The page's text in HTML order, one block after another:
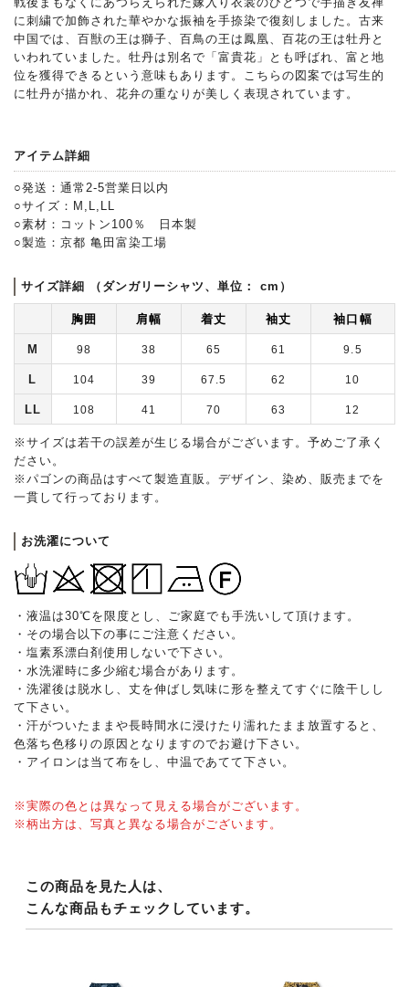
に刺繍で加飾された華やかな振袖を手捺染で復刻しました。古来
中国では、百獣の王は獅子、百鳥の王は鳳凰、百花の王は牡丹と
いわれていました。牡丹は別名で「富貴花」とも呼ばれ、富と地
位を獲得できるという意味もあります。こちらの図案では写生的
に牡丹が描かれ、花弁の重なりが美しく表現されています。
アイテム詳細
○発送：通常2-5営業日以内
○サイズ：M,L,LL
○素材：コットン100％ 日本製
○製造：京都 亀田富染工場
サイズ詳細 （ダンガリーシャツ、単位： cm）
胸囲 肩幅 着丈 袖丈 袖口幅
M 98 38 65 61 9.5
L 104 39 67.5 62 10
LL 108 41 70 63 12
※サイズは若干の誤差が生じる場合がございます。予めご了承く
ださい。
※パゴンの商品はすべて製造直販。デザイン、染め、販売までを
一貫して行っております。
お洗濯について
・液温は30℃を限度とし、ご家庭でも手洗いして頂けます。
・その場合以下の事にご注意ください。
・塩素系漂白剤使用しないで下さい。
・水洗濯時に多少縮む場合があります。
・洗濯後は脱水し、丈を伸ばし気味に形を整えてすぐに陰干しし
て下さい。
・汗がついたままや長時間水に浸けたり濡れたまま放置すると、
色落ち色移りの原因となりますのでお避け下さい。
・アイロンは当て布をし、中温であてて下さい。
※実際の色とは異なって見える場合がございます。
※柄出方は、写真と異なる場合がございます。
この商品を見た人は、
こんな商品もチェックしています。